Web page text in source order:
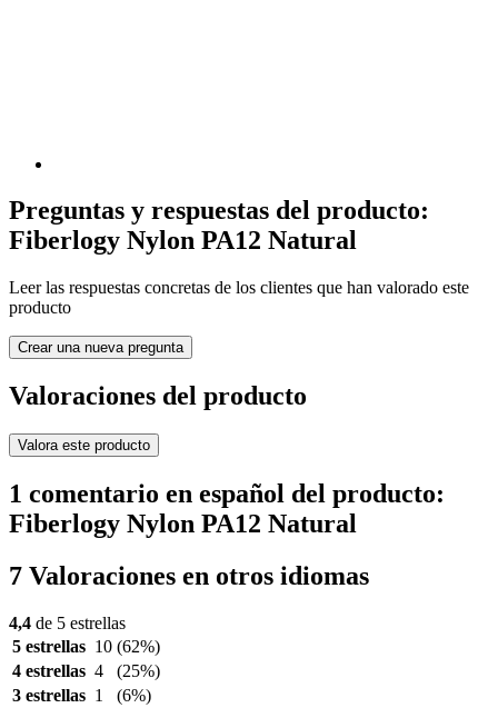
Preguntas y respuestas del producto:
Fiberlogy Nylon PA12 Natural
Leer las respuestas concretas de los clientes que han valorado este
producto
Crear una nueva pregunta
Valoraciones del producto
Valora este producto
1 comentario en español del producto:
Fiberlogy Nylon PA12 Natural
7 Valoraciones en otros idiomas
4,4 de 5 estrellas
5 estrellas 10 (62%)
4 estrellas 4
(25%)
3 estrellas 1
(6%)